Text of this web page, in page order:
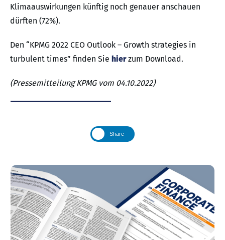
Klimaauswirkungen künftig noch genauer anschauen
dürften (72%).
Den “KPMG 2022 CEO Outlook – Growth strategies in
turbulent times” finden Sie hierzum Download.
(Pressemitteilung KPMG vom 04.10.2022)
Share